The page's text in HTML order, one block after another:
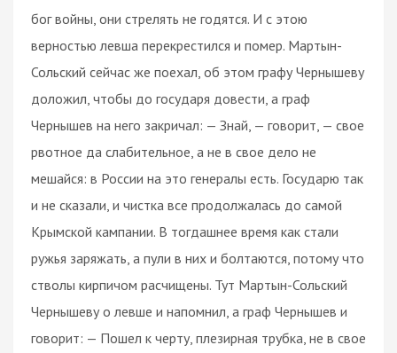
бог войны, они стрелять не годятся. И с этою
верностью левша перекрестился и помер. Мартын-
Сольский сейчас же поехал, об этом графу Чернышеву
доложил, чтобы до государя довести, а граф
Чернышев на него закричал: — Знай, — говорит, — свое
рвотное да слабительное, а не в свое дело не
мешайся: в России на это генералы есть. Государю так
и не сказали, и чистка все продолжалась до самой
Крымской кампании. В тогдашнее время как стали
ружья заряжать, а пули в них и болтаются, потому что
стволы кирпичом расчищены. Тут Мартын-Сольский
Чернышеву о левше и напомнил, а граф Чернышев и
говорит: — Пошел к черту, плезирная трубка, не в свое